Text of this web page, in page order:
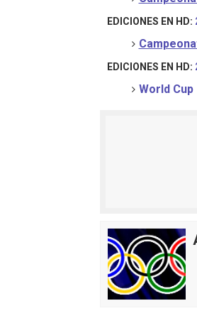
EDICIONES EN HD:
EDICIONES EN HD:
World Cup